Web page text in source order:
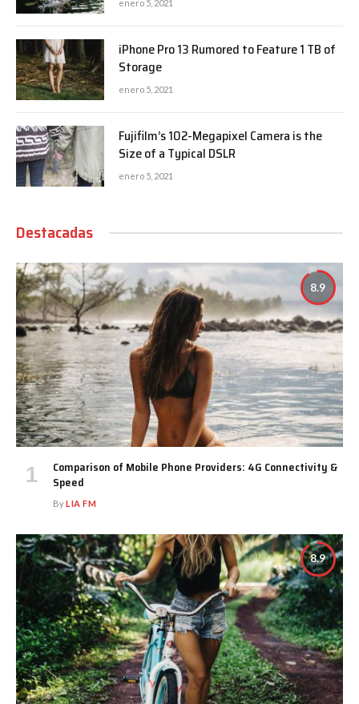
enero 5, 2021
iPhone Pro 13 Rumored to Feature 1 TB of
Storage
enero 5, 2021
Fujifilm’s 102-Megapixel Camera is the
Size of a Typical DSLR
enero 5, 2021
Destacadas
8.9
Comparison of Mobile Phone Providers: 4G Connectivity &
Speed
ByLIA FM
8.9